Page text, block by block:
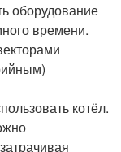
оборудование
времени.
котёл.